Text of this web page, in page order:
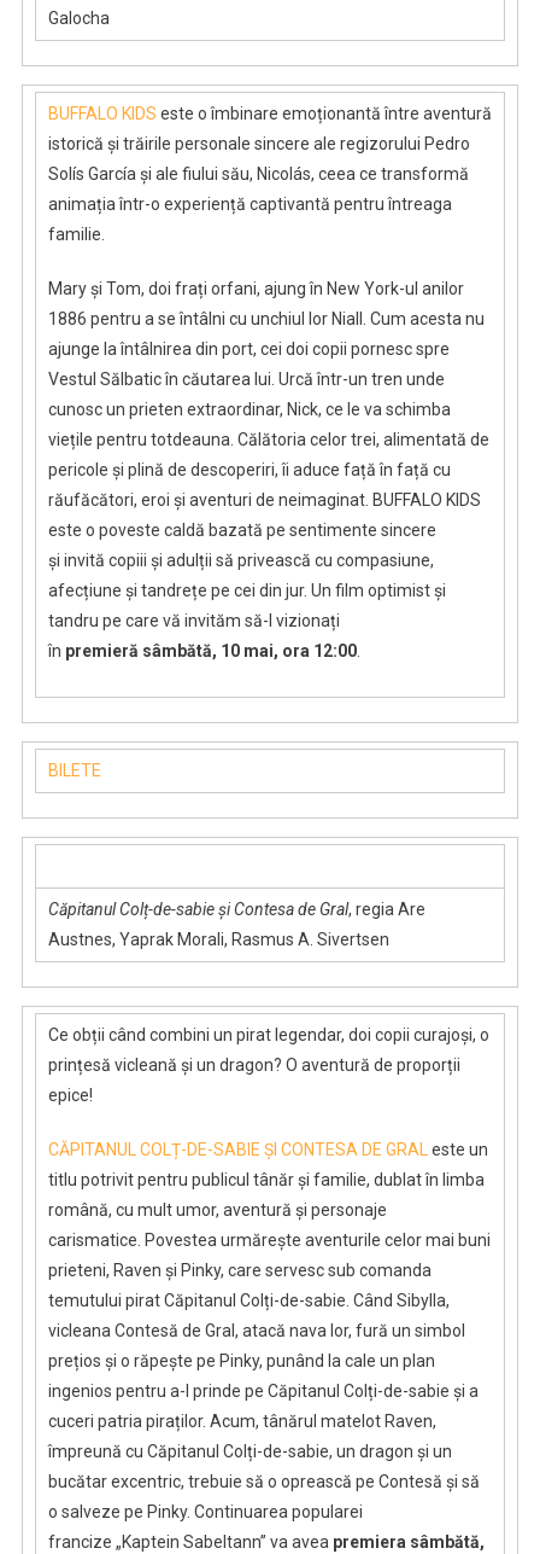
Galocha
BUFFALO KIDS este o îmbinare emoționantă între aventură
istorică și trăirile personale sincere ale regizorului Pedro
Solís García și ale fiului său, Nicolás, ceea ce transformă
animația într-o experiență captivantă pentru întreaga
familie.
Mary și Tom, doi frați orfani, ajung în New York-ul anilor
1886 pentru a se întâlni cu unchiul lor Niall. Cum acesta nu
ajunge la întâlnirea din port, cei doi copii pornesc spre
Vestul Sălbatic în căutarea lui. Urcă într-un tren unde
cunosc un prieten extraordinar, Nick, ce le va schimba
viețile pentru totdeauna. Călătoria celor trei, alimentată de
pericole și plină de descoperiri, îi aduce față în față cu
răufăcători, eroi și aventuri de neimaginat. BUFFALO KIDS
este o poveste caldă bazată pe sentimente sincere
și invită copiii și adulții să privească cu compasiune,
afecțiune și tandrețe pe cei din jur. Un film optimist și
tandru pe care vă invităm să-l vizionați
în premieră sâmbătă, 10 mai, ora 12:00.
BILETE
Căpitanul Colț-de-sabie și Contesa de Gral, regia Are
Austnes, Yaprak Morali, Rasmus A. Sivertsen
Ce obții când combini un pirat legendar, doi copii curajoși, o
prințesă vicleană și un dragon? O aventură de proporții
epice!
CĂPITANUL COLȚ-DE-SABIE ȘI CONTESA DE GRALeste un
titlu potrivit pentru publicul tânăr și familie, dublat în limba
română, cu mult umor, aventură și personaje
carismatice. Povestea urmărește aventurile celor mai buni
prieteni, Raven și Pinky, care servesc sub comanda
temutului pirat Căpitanul Colți-de-sabie. Când Sibylla,
vicleana Contesă de Gral, atacă nava lor, fură un simbol
prețios și o răpește pe Pinky, punând la cale un plan
ingenios pentru a-l prinde pe Căpitanul Colți-de-sabie și a
cuceri patria piraților. Acum, tânărul matelot Raven,
împreună cu Căpitanul Colți-de-sabie, un dragon și un
bucătar excentric, trebuie să o oprească pe Contesă și să
o salveze pe Pinky. Continuarea popularei
francize „Kaptein Sabeltann” va avea premiera sâmbătă,